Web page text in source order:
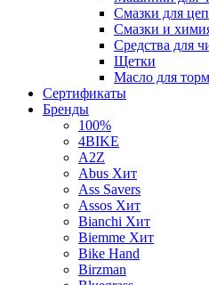
Смазки для
Смазки и
Средства для
Щетки
Масло для
Сертификаты
Бренды
100%
4BIKE
A2Z
Abus Хит
Ass Savers
Assos Хит
Bianchi Хит
Biemme Хит
Bike Hand
Birzman